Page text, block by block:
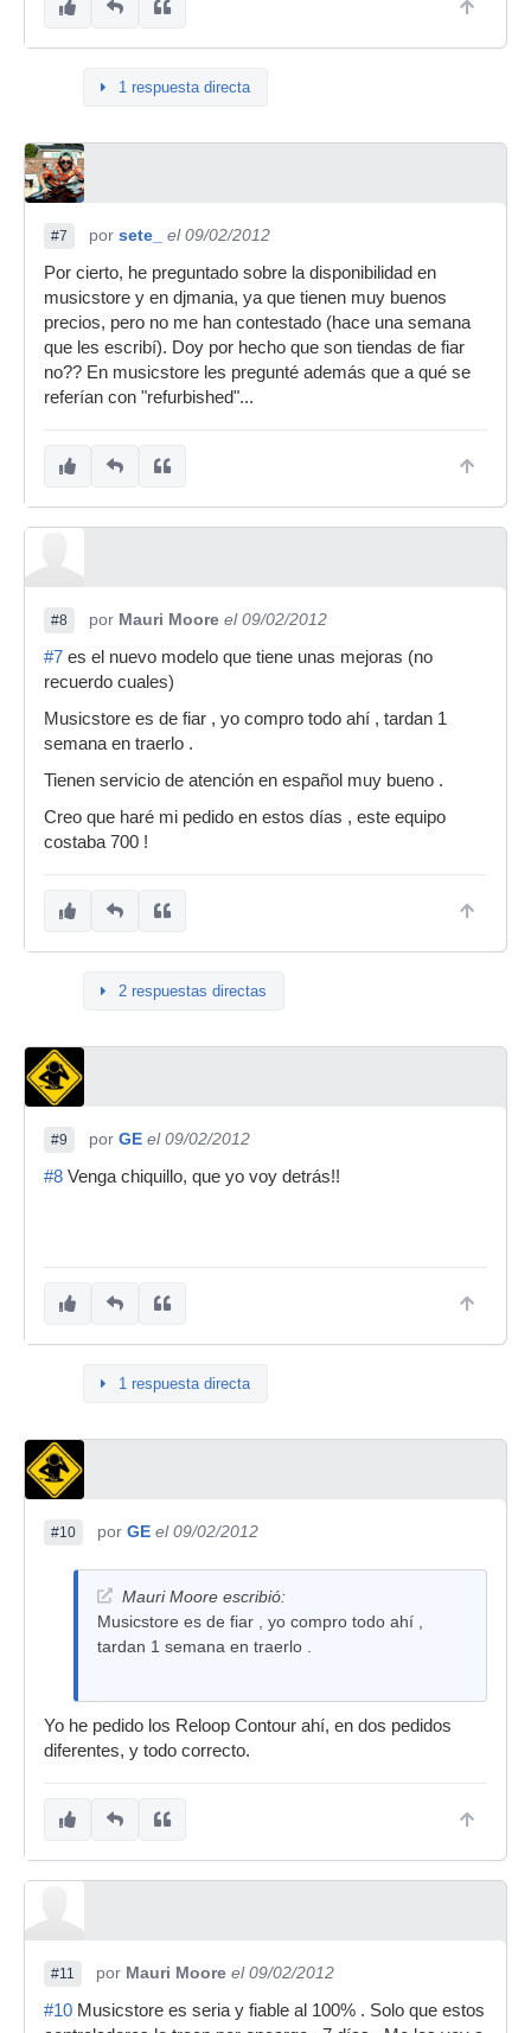
1 respuesta directa
#7 por sete_
el 09/02/2012
Por cierto, he preguntado sobre la disponibilidad en
musicstore y en djmania, ya que tienen muy buenos
precios, pero no me han contestado (hace una semana
que les escribí). Doy por hecho que son tiendas de fiar
no?? En musicstore les pregunté además que a qué se
referían con "refurbished"...
#8 por Mauri Moore el 09/02/2012
#7 es el nuevo modelo que tiene unas mejoras (no
recuerdo cuales)
Musicstore es de fiar , yo compro todo ahí , tardan 1
semana en traerlo .
Tienen servicio de atención en español muy bueno .
Creo que haré mi pedido en estos días , este equipo
costaba 700 !
2 respuestas directas
#9 por GE el 09/02/2012
#8 Venga chiquillo, que yo voy detrás!!
1 respuesta directa
#10 por GE el 09/02/2012
Mauri Moore escribió:
Musicstore es de fiar , yo compro todo ahí ,
tardan 1 semana en traerlo .
Yo he pedido los Reloop Contour ahí, en dos pedidos
diferentes, y todo correcto.
#11 por Mauri Moore el 09/02/2012
#10 Musicstore es seria y fiable al 100% . Solo que estos